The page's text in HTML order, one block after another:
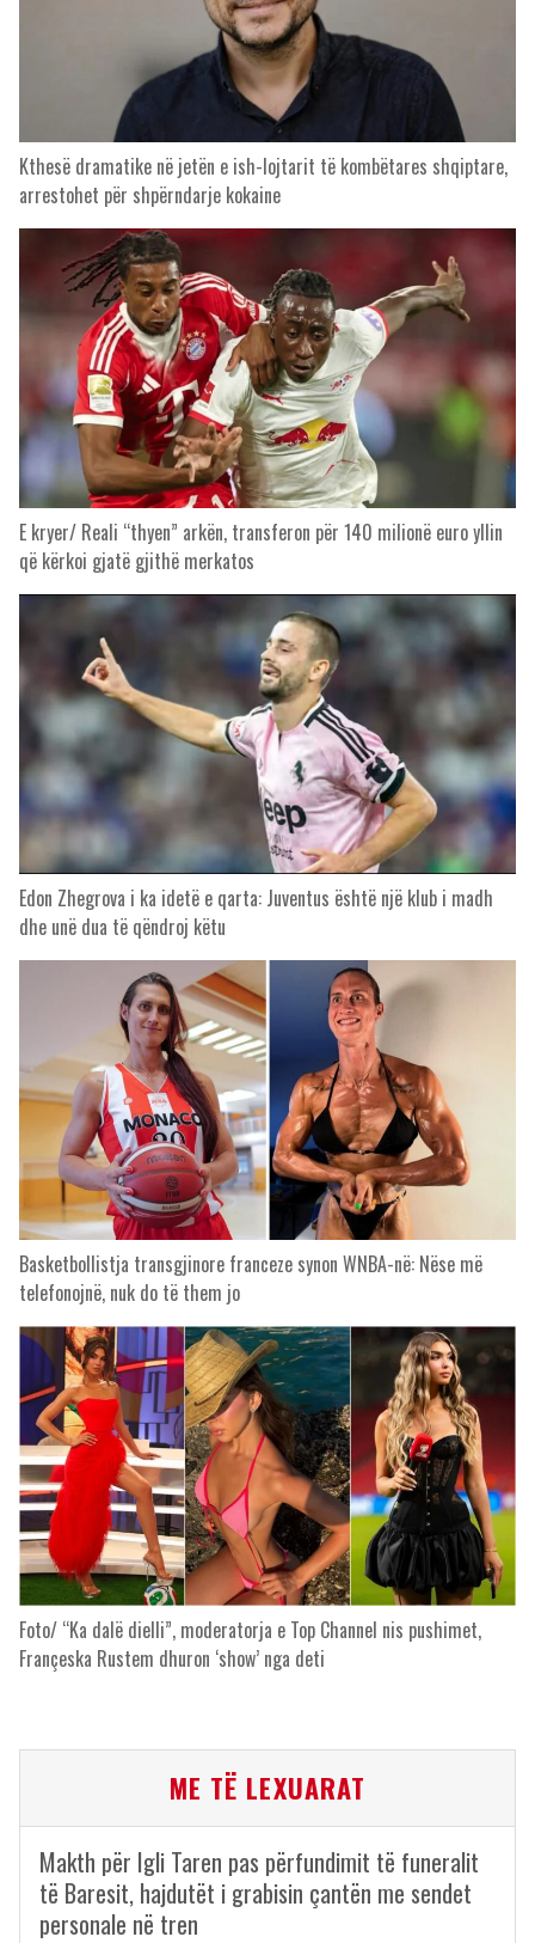
Kthesë dramatike në jetën e ish-lojtarit të kombëtares shqiptare,
arrestohet për shpërndarje kokaine
E kryer/ Reali “thyen” arkën, transferon për 140 milionë euro yllin
që kërkoi gjatë gjithë merkatos
Edon Zhegrova i ka idetë e qarta: Juventus është një klub i madh
dhe unë dua të qëndroj këtu
Basketbollistja transgjinore franceze synon WNBA-në: Nëse më
telefonojnë, nuk do të them jo
Foto/ “Ka dalë dielli”, moderatorja e Top Channel nis pushimet,
Françeska Rustem dhuron ‘show’ nga deti
ME TË LEXUARAT
Makth për Igli Taren pas përfundimit të funeralit
të Baresit, hajdutët i grabisin çantën me sendet
personale në tren